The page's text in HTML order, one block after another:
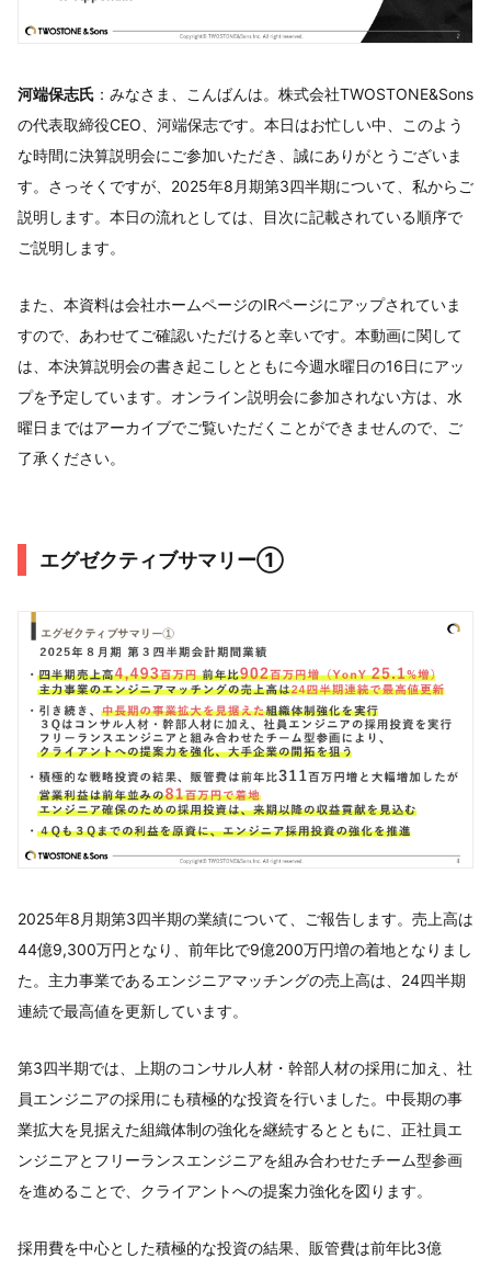
河端保志氏 ：みなさま、こんばんは。株式会社TWOSTONE&Sons
の代表取締役CEO、河端保志です。本日はお忙しい中、このよう
な時間に決算説明会にご参加いただき、誠にありがとうございま
す。さっそくですが、2025年8月期第3四半期について、私からご
説明します。本日の流れとしては、目次に記載されている順序で
ご説明します。
また、本資料は会社ホームページのIRページにアップされていま
すので、あわせてご確認いただけると幸いです。本動画に関して
は、本決算説明会の書き起こしとともに今週水曜日の16日にアッ
プを予定しています。オンライン説明会に参加されない方は、水
曜日まではアーカイブでご覧いただくことができませんので、ご
了承ください。
エグゼクティブサマリー①
2025年8月期第3四半期の業績について、ご報告します。売上高は
44億9,300万円となり、前年比で9億200万円増の着地となりまし
た。主力事業であるエンジニアマッチングの売上高は、24四半期
連続で最高値を更新しています。
第3四半期では、上期のコンサル人材・幹部人材の採用に加え、社
員エンジニアの採用にも積極的な投資を行いました。中長期の事
業拡大を見据えた組織体制の強化を継続するとともに、正社員エ
ンジニアとフリーランスエンジニアを組み合わせたチーム型参画
を進めることで、クライアントへの提案力強化を図ります。
採用費を中心とした積極的な投資の結果、販管費は前年比3億